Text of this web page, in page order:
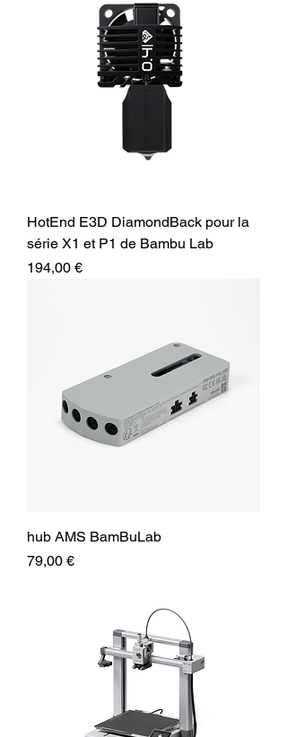
HotEnd E3D DiamondBack pour la
série X1 et P1 de Bambu Lab
Prix
194,00 €
hub AMS BamBuLab
Prix
79,00 €